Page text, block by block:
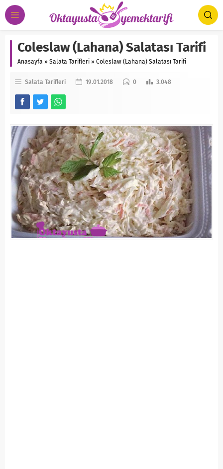
Coleslaw (Lahana) Salatası Tarifi
Anasayfa » Salata Tarifleri » Coleslaw (Lahana) Salatası Tarifi
Salata Tarifleri 19.01.2018 0 3.048